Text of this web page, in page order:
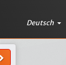
Deutsch